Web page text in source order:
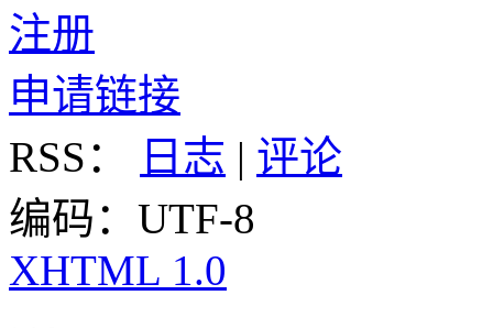
注册
申请链接
RSS：
日志 | 评论
编码：UTF-8
XHTML 1.0